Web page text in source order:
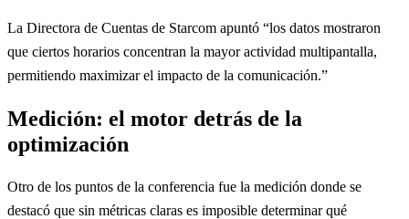
La Directora de Cuentas de Starcom apuntó “los datos mostraron
que ciertos horarios concentran la mayor actividad multipantalla,
permitiendo maximizar el impacto de la comunicación.”
Medición: el motor detrás de la
optimización
Otro de los puntos de la conferencia fue la medición donde se
destacó que sin métricas claras es imposible determinar qué